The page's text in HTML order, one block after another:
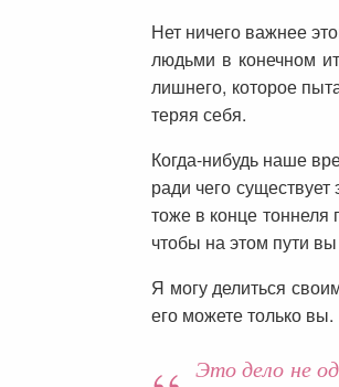
Нет ничего важнее
людьми в конечном
лишнего, которое
теряя себя.
Когда-нибудь наше
ради чего
тоже в конце
чтобы на этом пути
Я могу делиться
его можете только вы.
Это дело не